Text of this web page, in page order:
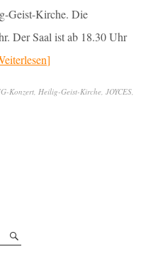
Geist-Kirche. Die
Der Saal ist ab 18.30 Uhr
Konzert, Heilig-Geist-Kirche, JOYCES,